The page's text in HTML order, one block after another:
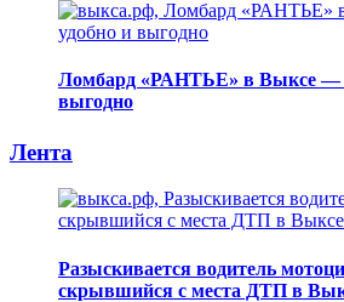
Ломбард «РАНТЬЕ» в Выксе —
выгодно
Лента
Разыскивается водитель
скрывшийся с места ДТП в